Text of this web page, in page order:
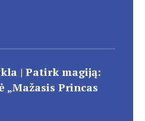
| Patirk magiją:
„Mažasis Princas